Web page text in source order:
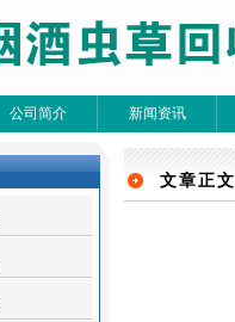
公司简介 新闻资讯
文章检索
文章正文